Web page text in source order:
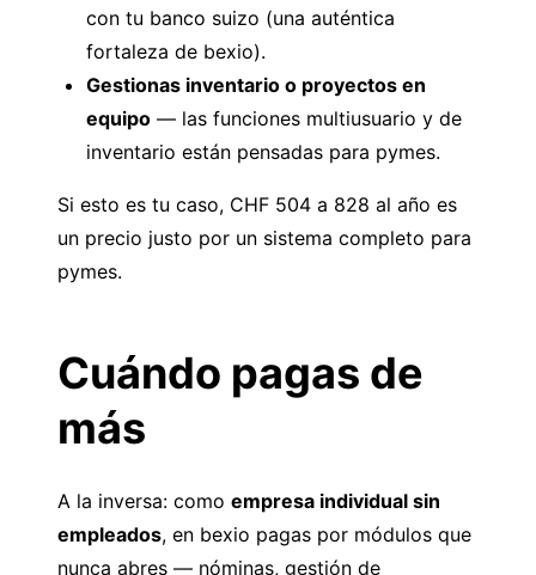
con tu banco suizo (una auténtica
fortaleza de bexio).
Gestionas inventario o proyectos en
equipo — las funciones multiusuario y de
inventario están pensadas para pymes.
Si esto es tu caso, CHF 504 a 828 al año es
un precio justo por un sistema completo para
pymes.
Cuándo pagas de
más
A la inversa: como empresa individual sin
empleados, en bexio pagas por módulos que
nunca abres — nóminas, gestión de